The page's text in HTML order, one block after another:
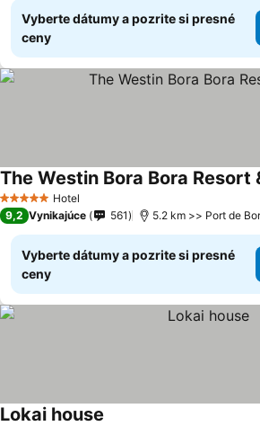
Vyberte dátumy a pozrite si presné
ceny
5 Počet hviezdičiek
Hotel
The Westin Bora Bora Resort
9,2 Vynikajúce 561 5.2 km >> Port de
Vyberte dátumy a pozrite si presné
ceny
Lokai house